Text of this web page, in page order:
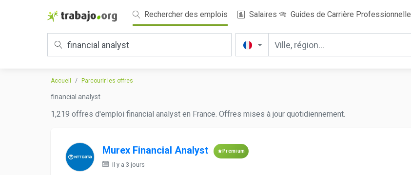
Rechercher des emplois Salaires Guides de Carrière Professionnelle
Accueil Parcourir les offres
financial analyst
1,219 offres d'emploi financial analyst en France. Offres mises à jour quotidiennement.
Murex Financial Analyst Premium
Il y a 3 jours